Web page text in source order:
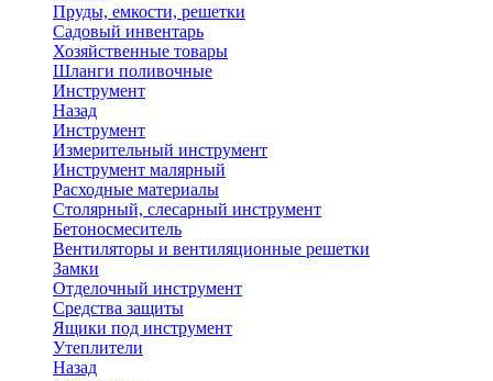
Пруды, емкости, решетки
Садовый инвентарь
Хозяйственные товары
Шланги поливочные
Инструмент
Назад
Инструмент
Измерительный инструмент
Инструмент малярный
Расходные материалы
Столярный, слесарный инструмент
Бетоносмеситель
Вентиляторы и вентиляционные решетки
Замки
Отделочный инструмент
Средства защиты
Ящики под инструмент
Утеплители
Назад